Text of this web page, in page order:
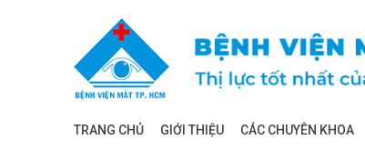
mắt
TRANG CHỦ GIỚI THIỆU CÁC CHUYÊN KHOA